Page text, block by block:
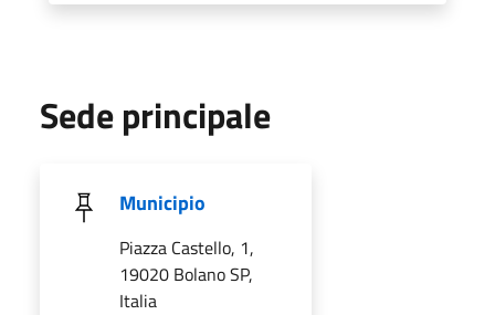
Sede principale
Municipio
Piazza Castello, 1,
19020 Bolano SP,
Italia